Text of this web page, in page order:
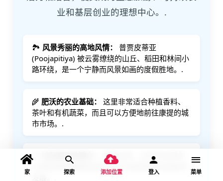
业和基层创业的理想中心。.
🏞️ 风景秀丽的高地风情：
普贾皮蒂亚
(Poojapitiya) 被云雾缭绕的山丘、稻田和林间小
路环绕，是一个宁静而风景如画的度假胜地。.
🌾 肥沃的农业基础：
这里非常适合种植香料、
茶叶和有机蔬菜，而且可以方便地前往康提的城
市市场。.
社区驱动的潜力：
教育机构、合作社和青年
主导的项目能够促进充满活力和韧性的当地经济
家 探索 添加位置 登入 菜单